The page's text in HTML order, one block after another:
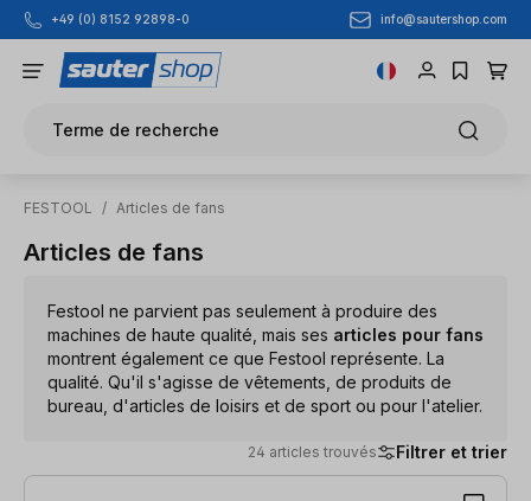
Passer au contenu principal
+49 (0) 8152 92898-0 info@sautershop.com
Terme de recherche
FESTOOL / Articles de fans
Articles de fans
Festool ne parvient pas seulement à produire des
machines de haute qualité, mais ses articles pour fans
montrent également ce que Festool représente. La
qualité. Qu'il s'agisse de vêtements, de produits de
bureau, d'articles de loisirs et de sport ou pour l'atelier.
24 articles trouvés Filtrer et trier
24 articles trouvés